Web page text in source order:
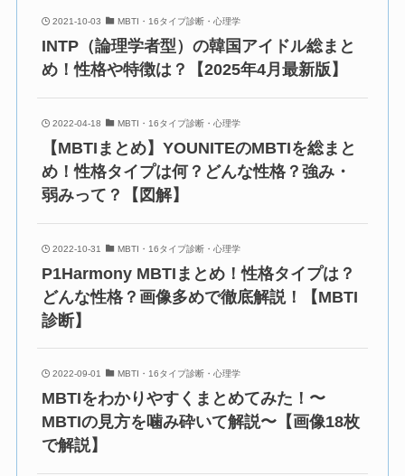
2021-10-03 MBTI・16タイプ診断・心理学
INTP（論理学者型）の韓国アイドル総まと
め！性格や特徴は？【2025年4月最新版】
2022-04-18 MBTI・16タイプ診断・心理学
【MBTIまとめ】YOUNITEのMBTIを総まと
め！性格タイプは何？どんな性格？強み・
弱みって？【図解】
2022-10-31 MBTI・16タイプ診断・心理学
P1Harmony MBTIまとめ！性格タイプは？
どんな性格？画像多めで徹底解説！【MBTI
診断】
2022-09-01 MBTI・16タイプ診断・心理学
MBTIをわかりやすくまとめてみた！〜
MBTIの見方を噛み砕いて解説〜【画像18枚
で解説】